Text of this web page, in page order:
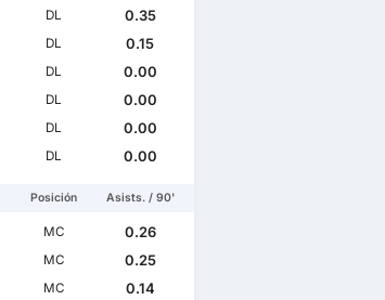
DL
0.35
DL
0.15
DL
0.00
DL
0.00
DL
0.00
DL 0.00
Posición Asists. / 90'
MC
0.26
MC
0.25
MC
0.14